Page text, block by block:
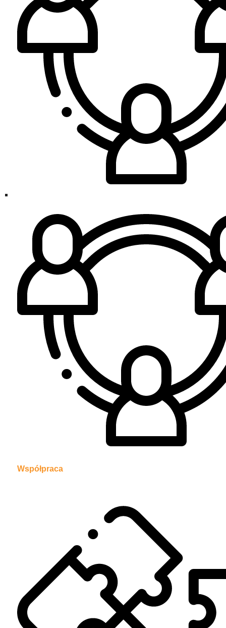
Współpraca